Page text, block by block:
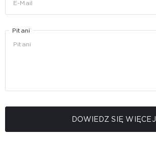
Pitani
DOWIEDZ SIĘ WIĘCEJ